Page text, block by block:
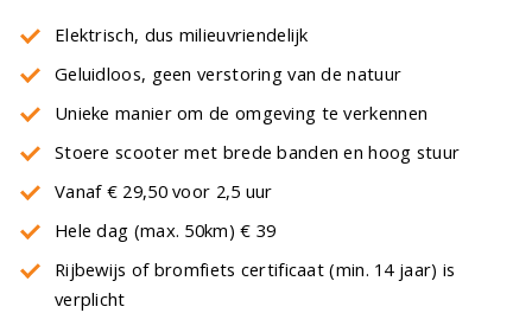
Elektrisch, dus milieuvriendelijk
Geluidloos, geen verstoring van de natuur
Unieke manier om de omgeving te verkennen
Stoere scooter met brede banden en hoog stuur
Vanaf € 29,50 voor 2,5 uur
Hele dag (max. 50km) € 39
Rijbewijs of bromfiets certificaat (min. 14 jaar) is
verplicht